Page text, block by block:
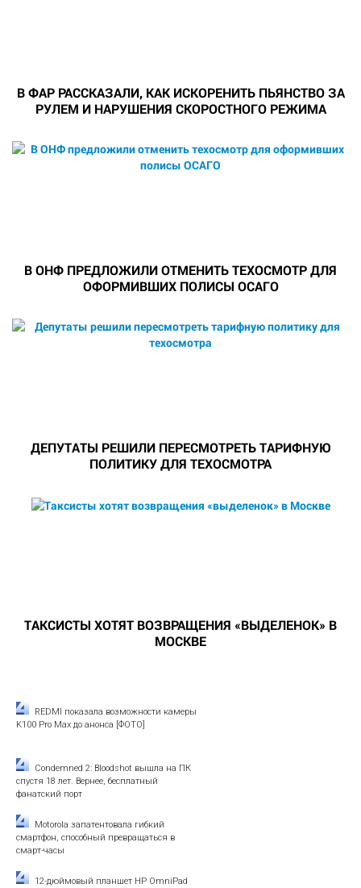
В ФАР РАССКАЗАЛИ, КАК ИСКОРЕНИТЬ ПЬЯНСТВО ЗА
РУЛЕМ И НАРУШЕНИЯ СКОРОСТНОГО РЕЖИМА
В ОНФ ПРЕДЛОЖИЛИ ОТМЕНИТЬ ТЕХОСМОТР ДЛЯ
ОФОРМИВШИХ ПОЛИСЫ ОСАГО
ДЕПУТАТЫ РЕШИЛИ ПЕРЕСМОТРЕТЬ ТАРИФНУЮ
ПОЛИТИКУ ДЛЯ ТЕХОСМОТРА
ТАКСИСТЫ ХОТЯТ ВОЗВРАЩЕНИЯ «ВЫДЕЛЕНОК» В
МОСКВЕ
REDMI показала возможности камеры
K100 Pro Max до анонса [ФОТО]
Condemned 2: Bloodshot вышла на ПК
спустя 18 лет. Вернее, бесплатный
фанатский порт
Motorola запатентовала гибкий
смартфон, способный превращаться в
смарт-часы
12-дюймовый планшет HP OmniPad